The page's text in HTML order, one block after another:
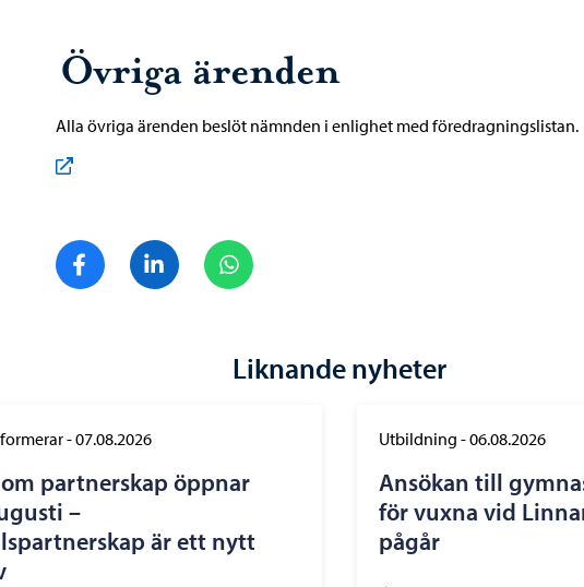
Övriga ärenden
Alla övriga ärenden beslöt nämnden i enlighet med föredragningslistan.
Dela på FacebookDela på LinkedIn
Liknande nyheter
-07.08.2026
partnerskap öppnar
–
är ett nytt
Utbildning -06.08.2026
Ansökan till
för vuxna vid
pågår